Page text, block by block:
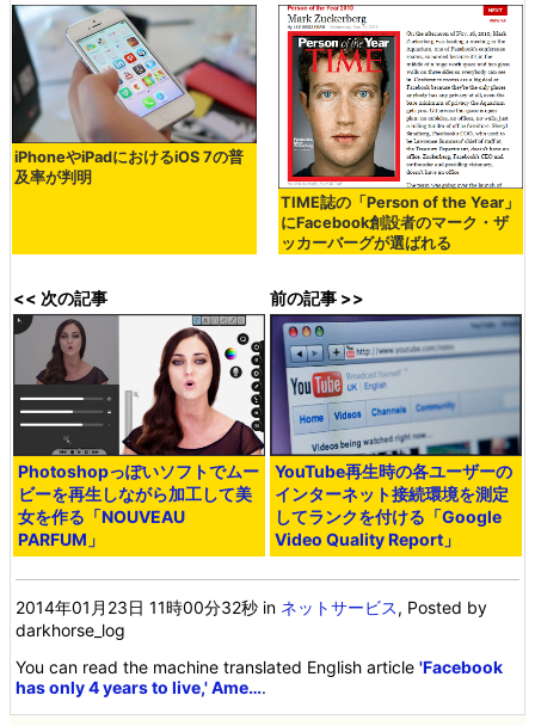
iPhoneやiPadにおけるiOS 7の普
及率が判明
TIME誌の「Person of the Year」
にFacebook創設者のマーク・ザ
ッカーバーグが選ばれる
<< 次の記事
Photoshopっぽいソフトでムー
ビーを再生しながら加工して美
女を作る「NOUVEAU
PARFUM」
前の記事 >>
YouTube再生時の各ユーザーの
インターネット接続環境を測定
してランクを付ける「Google
Video Quality Report」
2014年01月23日 11時00分32秒 in ネットサービス, Posted by
darkhorse_log
You can read the machine translated English article'Facebook
has only 4 years to live,' Ame….